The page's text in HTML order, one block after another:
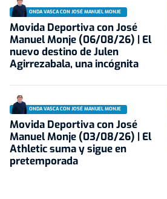
ONDA VASCA CON JOSÉ MANUEL MONJE
Movida Deportiva con José
Manuel Monje (06/08/26) | El
nuevo destino de Julen
Agirrezabala, una incógnita
ONDA VASCA CON JOSÉ MANUEL MONJE
Movida Deportiva con José
Manuel Monje (03/08/26) | El
Athletic suma y sigue en
pretemporada